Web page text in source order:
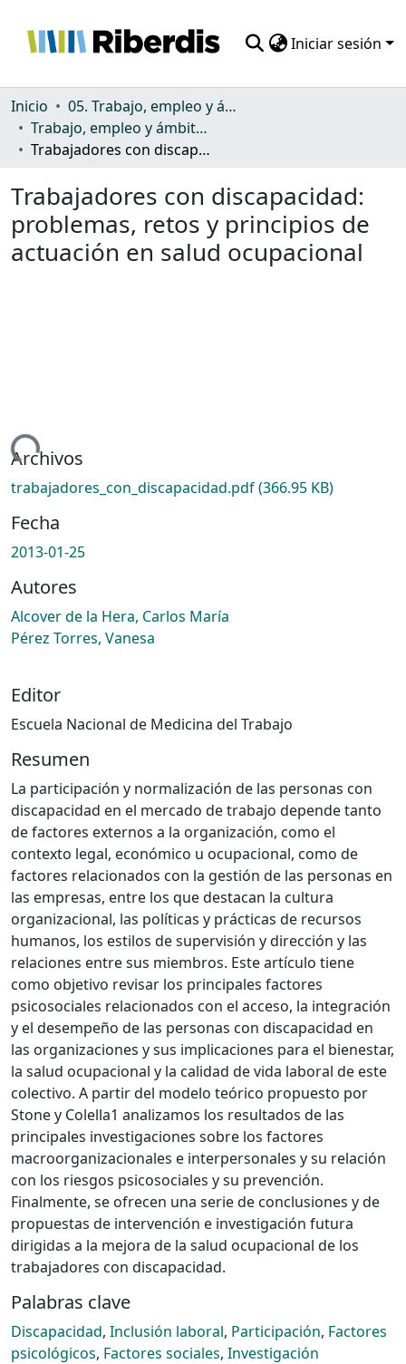
Iniciar sesión
Comunidades
Todo DSpace
Inicio
05. Trabajo, empleo y ámbito productivo
Trabajo, empleo y ámbito productivo
Trabajadores con discapacidad: problemas, retos y principios de actuación en salud ocupacional
Trabajadores con discapacidad:
problemas, retos y principios de
actuación en salud ocupacional
Archivos
trabajadores_con_discapacidad.pdf(366.95 KB)
Fecha
2013-01-25
Autores
Alcover de la Hera, Carlos María
Pérez Torres, Vanesa
Editor
Escuela Nacional de Medicina del Trabajo
Resumen
La participación y normalización de las personas con
discapacidad en el mercado de trabajo depende tanto
de factores externos a la organización, como el
contexto legal, económico u ocupacional, como de
factores relacionados con la gestión de las personas en
las empresas, entre los que destacan la cultura
organizacional, las políticas y prácticas de recursos
humanos, los estilos de supervisión y dirección y las
relaciones entre sus miembros. Este artículo tiene
como objetivo revisar los principales factores
psicosociales relacionados con el acceso, la integración
y el desempeño de las personas con discapacidad en
las organizaciones y sus implicaciones para el bienestar,
la salud ocupacional y la calidad de vida laboral de este
colectivo. A partir del modelo teórico propuesto por
Stone y Colella1 analizamos los resultados de las
principales investigaciones sobre los factores
macroorganizacionales e interpersonales y su relación
con los riesgos psicosociales y su prevención.
Finalmente, se ofrecen una serie de conclusiones y de
propuestas de intervención e investigación futura
dirigidas a la mejora de la salud ocupacional de los
trabajadores con discapacidad.
Palabras clave
Discapacidad, Inclusión laboral, Participación, Factores
psicológicos, Factores sociales, Investigación